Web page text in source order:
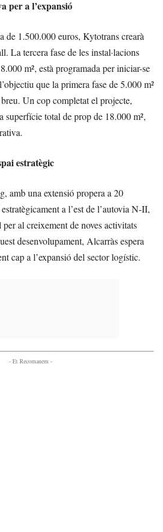
per a l’expansió
de 1.500.000 euros, Kytotrans crearà
La tercera fase de les instal·lacions
m², està programada per iniciar-se
que la primera fase de 5.000 m²
Un cop completat el projecte,
superfície total de prop de 18.000 m²,
estratègic
amb una extensió propera a 20
a l’est de l’autovia N-II,
al creixement de noves activitats
desenvolupament, Alcarràs espera
cap a l’expansió del sector logístic.
- Et Recomanem -